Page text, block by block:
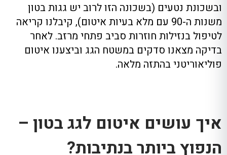
ובשכונת נטעים (בשכונה הזו לרוב יש גגות בטון
משנות ה-90 עם מלא בעיות איטום), קיבלנו קריאה
לטיפול בנזילות חוזרות סביב פתחי מרזב. לאחר
בדיקה מצאנו סדקים במשטח הגג וביצענו איטום
פוליאוריטני בהתזה מלאה.
איך עושים איטום לגג בטון –
הנפוץ ביותר בנתיבות?